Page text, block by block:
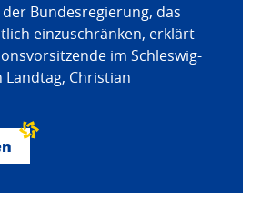
Bundesregierung, das
einzuschränken, erklärt
im Schleswig-
Christian